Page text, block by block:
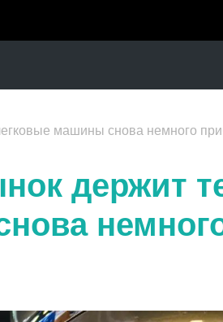
машины снова немного
держит